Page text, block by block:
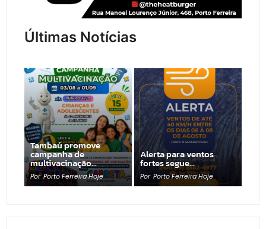
Últimas Notícias
Tambaú promove
campanha de
multivacinação…
Por Porto Ferreira Hoje
Alerta para ventos
fortes segue…
Por Porto Ferreira Hoje